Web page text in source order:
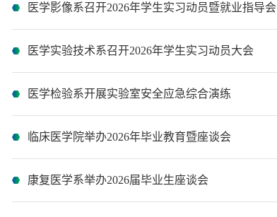
医学影像系召开2026年学生实习动员暨就业指导会
医学实验技术系召开2026年学生实习动员大会
医学检验系开展实验室安全应急综合演练
临床医学院举办2026年毕业教育暨座谈会
康复医学系举办2026届毕业生座谈会